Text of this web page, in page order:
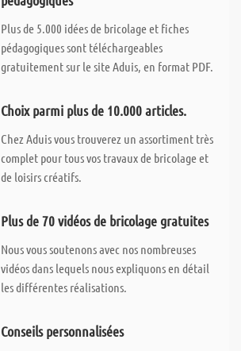
Plus de 5.000 idées de bricolage et fiches
pédagogiques sont téléchargeables
gratuitement sur le site Aduis, en format PDF.
Choix parmi plus de 10.000 articles.
Chez Aduis vous trouverez un assortiment très
complet pour tous vos travaux de bricolage et
de loisirs créatifs.
Plus de 70 vidéos de bricolage gratuites
Nous vous soutenons avec nos nombreuses
vidéos dans lequels nous expliquons en détail
les différentes réalisations.
Conseils personnalisées